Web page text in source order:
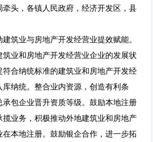
牵头，各镇人民政府，经济开发区，县
业与房地产开发经营业提效赋能。
筑业和房地产开发经营业企业的发展状
符合纳统标准的建筑业和房地产开发经
库纳统。整合业内资源，创造有利条
承包企业晋升资质等级。鼓励本地注册
揽业务，积极推动外地建筑业和房地产
在本地注册。鼓励银企合作，进一步拓